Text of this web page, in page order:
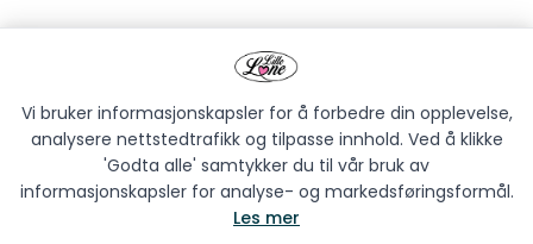
Strandgata 55, 2317
Hamar
Vi bruker informasjonskapsler for å forbedre din opplevelse,
analysere nettstedtrafikk og tilpasse innhold. Ved å klikke
'Godta alle' samtykker du til vår bruk av
informasjonskapsler for analyse- og markedsføringsformål.
Les mer